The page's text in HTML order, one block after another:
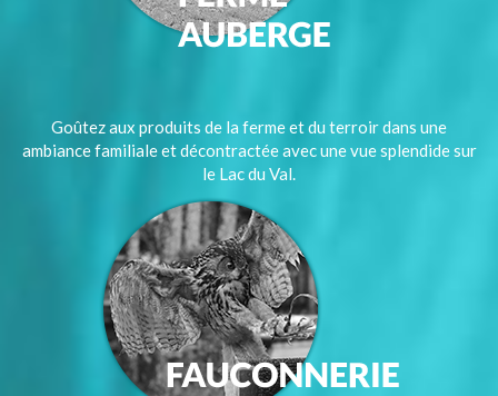
Goûtez aux produits de la ferme et du terroir dans une
ambiance familiale et décontractée avec une vue splendide sur
le Lac du Val.